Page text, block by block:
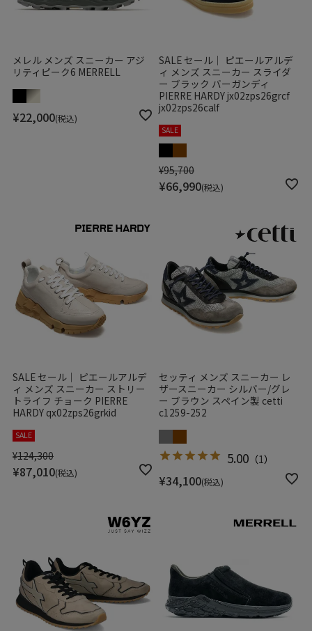
メレル メンズ スニーカー アジ
リティピーク6 MERRELL
¥22,000 税込
SALE セール｜ ピエールアルデ
ィ メンズ スニーカー スライダ
ー ブラック バーガンディ
PIERRE HARDY jx02zps26grcf
jx02zps26calf
SALE
¥95,700
¥66,990 税込
SALE セール｜ ピエールアルデ
ィ メンズ スニーカー ストリー
トライフ チョーク PIERRE
HARDY qx02zps26grkid
SALE
¥124,300
¥87,010 税込
セッティ メンズ スニーカー レ
ザースニーカー シルバー/グレ
ー ブラウン スペイン製 cetti
c1259-252
¥34,100 税込
5.00 （1）